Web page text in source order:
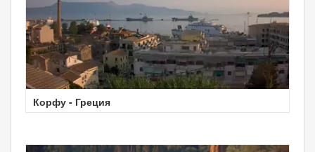
Корфу - Греция